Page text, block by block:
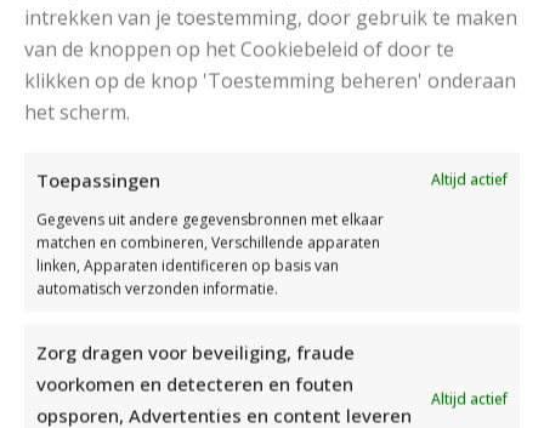
intrekken van je toestemming, door gebruik te maken
van de knoppen op het Cookiebeleid of door te
klikken op de knop 'Toestemming beheren' onderaan
het scherm.
Toepassingen
Altijd actief
Gegevens uit andere gegevensbronnen met elkaar
matchen en combineren, Verschillende apparaten
linken, Apparaten identificeren op basis van
automatisch verzonden informatie.
Zorg dragen voor beveiliging, fraude
voorkomen en detecteren en fouten
opsporen, Advertenties en content leveren
Altijd actief